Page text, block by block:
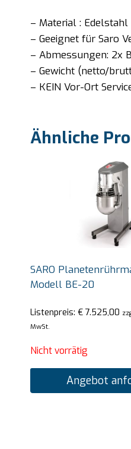
– Material : Edelstahl
– Geeignet für Saro
– Abmessungen: 2x
– Gewicht (netto/
– KEIN Vor-Ort
Ähnliche
SARO
Modell BE-20
Listenpreis: € 7.525,00
MwSt.
Nicht vorrätig
Angebot